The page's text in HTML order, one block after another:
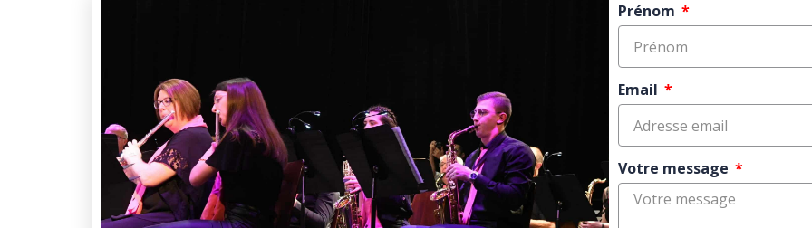
Prénom
Email
Votre message